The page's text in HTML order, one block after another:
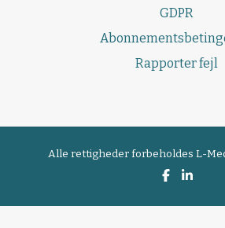
GDPR
Rapporter fejl
Alle rettigheder forbeholdes L-